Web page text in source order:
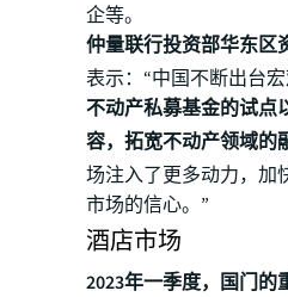
企等。
仲量联行投资部华东区
表示：“中国不断出台
不动产私募基金的试点
容，拓宽不动产领域的
场注入了更多动力，加
市场的信心。”
酒店市场
2023年一季度，国门的